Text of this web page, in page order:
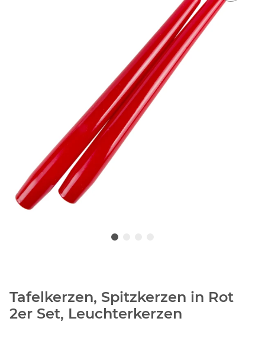
Tafelkerzen, Spitzkerzen in Rot
2er Set, Leuchterkerzen